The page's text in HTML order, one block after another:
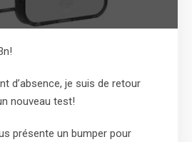
d’absence, je suis de retour
nouveau test!
présente un bumper pour